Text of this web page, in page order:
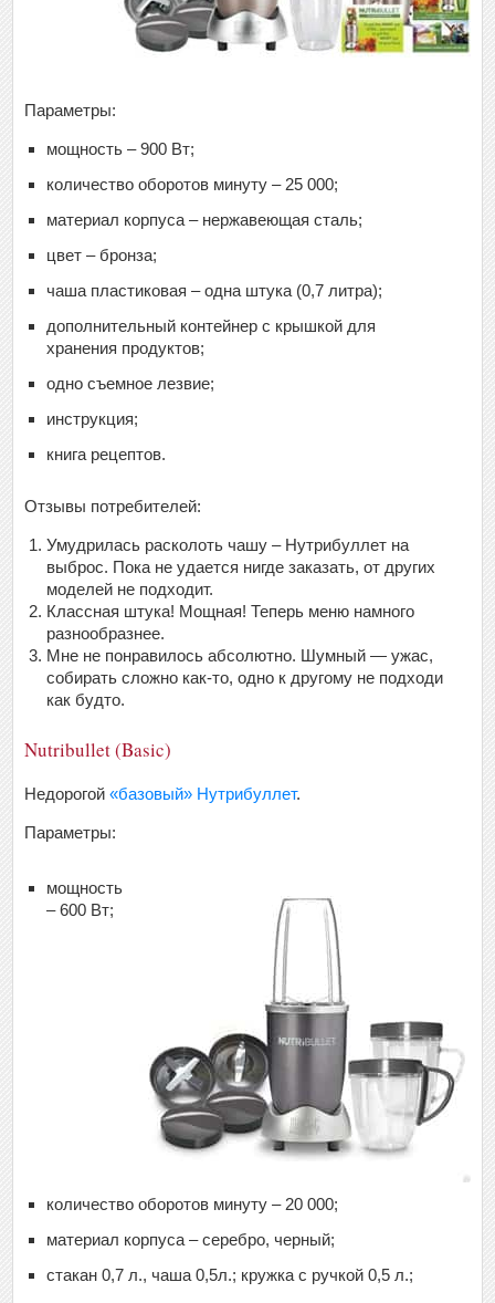
Параметры:
мощность – 900 Вт;
количество оборотов минуту – 25 000;
материал корпуса – нержавеющая сталь;
цвет – бронза;
чаша пластиковая – одна штука (0,7 литра);
дополнительный контейнер с крышкой для
хранения продуктов;
одно съемное лезвие;
инструкция;
книга рецептов.
Отзывы потребителей:
Умудрилась расколоть чашу – Нутрибуллет на
выброс. Пока не удается нигде заказать, от других
моделей не подходит.
Классная штука! Мощная! Теперь меню намного
разнообразнее.
Мне не понравилось абсолютно. Шумный — ужас,
собирать сложно как-то, одно к другому не подходи
как будто.
Nutribullet (Basic)
Недорогой«базовый» Нутрибуллет.
Параметры:
мощность
– 600 Вт;
количество оборотов минуту – 20 000;
материал корпуса – серебро, черный;
стакан 0,7 л., чаша 0,5л.; кружка с ручкой 0,5 л.;